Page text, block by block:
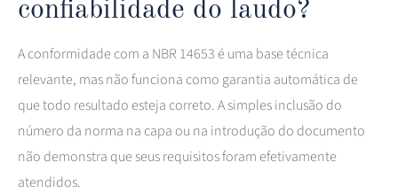
confiabilidade do laudo?
A conformidade com a NBR 14653 é uma base técnica
relevante, mas não funciona como garantia automática de
que todo resultado esteja correto. A simples inclusão do
número da norma na capa ou na introdução do documento
não demonstra que seus requisitos foram efetivamente
atendidos.